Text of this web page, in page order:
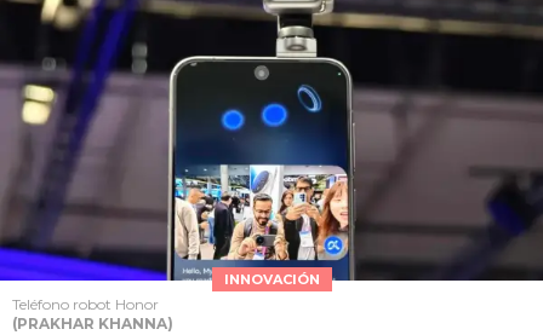
INNOVACIÓN
Teléfono robot Honor
(PRAKHAR KHANNA)